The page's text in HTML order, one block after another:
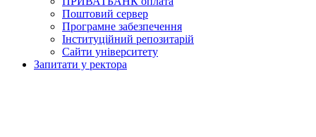
Поштовий сервер
Програмне забезпечення
Інституційний репозитарій
Сайти університету
Запитати у ректора